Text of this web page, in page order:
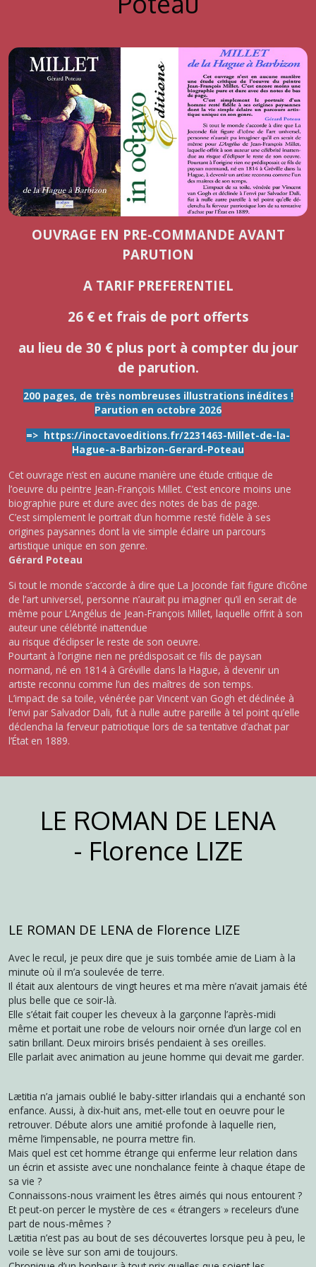
OUVRAGE EN PRE-COMMANDE AVANT
PARUTION
A TARIF PREFERENTIEL
26 € et frais de port offerts
au lieu de 30 € plus port à compter du jour
de parution.
200 pages, de très nombreuses illustrations inédites !
Parution en octobre 2026
=> https://inoctavoeditions.fr/2231463-Millet-de-la-
Hague-a-Barbizon-Gerard-Poteau
Cet ouvrage n’est en aucune manière une étude critique de
l’oeuvre du peintre Jean-François Millet. C’est encore moins une
biographie pure et dure avec des notes de bas de page.
C’est simplement le portrait d’un homme resté fidèle à ses
origines paysannes dont la vie simple éclaire un parcours
artistique unique en son genre.
Gérard Poteau
Si tout le monde s’accorde à dire que La Joconde fait figure d’icône
de l’art universel, personne n’aurait pu imaginer qu’il en serait de
même pour L’Angélus de Jean-François Millet, laquelle offrit à son
auteur une célébrité inattendue
au risque d’éclipser le reste de son oeuvre.
Pourtant à l’origine rien ne prédisposait ce fils de paysan
normand, né en 1814 à Gréville dans la Hague, à devenir un
artiste reconnu comme l’un des maîtres de son temps.
L’impact de sa toile, vénérée par Vincent van Gogh et déclinée à
l’envi par Salvador Dali, fut à nulle autre pareille à tel point qu’elle
déclencha la ferveur patriotique lors de sa tentative d’achat par
l’État en 1889.
LE ROMAN DE LENA
- Florence LIZE
LE ROMAN DE LENA de Florence LIZE
Avec le recul, je peux dire que je suis tombée amie de Liam à la
minute où il m’a soulevée de terre.
Il était aux alentours de vingt heures et ma mère n’avait jamais été
plus belle que ce soir-là.
Elle s’était fait couper les cheveux à la garçonne l’après-midi
même et portait une robe de velours noir ornée d’un large col en
satin brillant. Deux miroirs brisés pendaient à ses oreilles.
Elle parlait avec animation au jeune homme qui devait me garder.
Lætitia n’a jamais oublié le baby-sitter irlandais qui a enchanté son
enfance. Aussi, à dix-huit ans, met-elle tout en oeuvre pour le
retrouver. Débute alors une amitié profonde à laquelle rien,
même l’impensable, ne pourra mettre fin.
Mais quel est cet homme étrange qui enferme leur relation dans
un écrin et assiste avec une nonchalance feinte à chaque étape de
sa vie ?
Connaissons-nous vraiment les êtres aimés qui nous entourent ?
Et peut-on percer le mystère de ces « étrangers » receleurs d’une
part de nous-mêmes ?
Lætitia n’est pas au bout de ses découvertes lorsque peu à peu, le
voile se lève sur son ami de toujours.